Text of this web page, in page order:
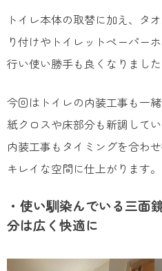
トイレ本体の取替に加え、タ
り付けやトイレットペーパー
行い使い勝手も良くなりました
今回はトイレの内装工事も一
紙クロスや床部分も新調して
内装工事もタイミングを合わ
キレイな空間に仕上がります。
・使い馴染んでいる三面
分は広く快適に